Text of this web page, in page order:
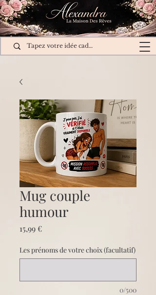
Mug couple
humour
15,99 €Prix
Les prénoms de votre choix (facultatif)
0/500